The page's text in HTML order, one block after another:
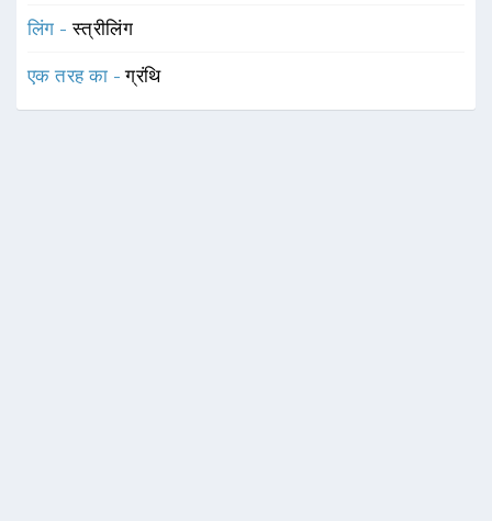
लिंग -स्त्रीलिंग
एक तरह का -ग्रंथि